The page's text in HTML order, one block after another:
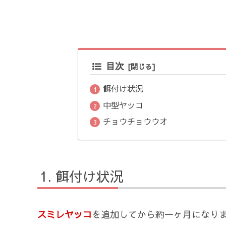
目次
餌付け状況
中型ヤッコ
チョウチョウウオ
餌付け状況
スミレヤッコ を追加してから約一ヶ月になり